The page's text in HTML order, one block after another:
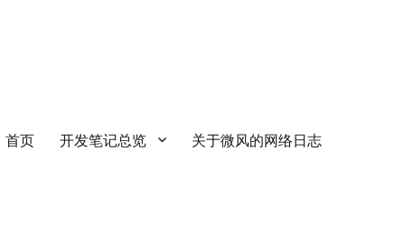
首页 开发笔记总览 关于微风的网络日志